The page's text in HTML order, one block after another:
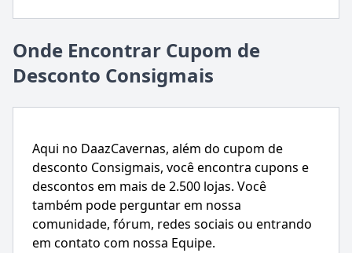
Onde Encontrar Cupom de
Desconto Consigmais
Aqui no DaazCavernas, além do cupom de
desconto Consigmais, você encontra cupons e
descontos em mais de 2.500 lojas. Você
também pode perguntar em nossa
comunidade, fórum, redes sociais ou entrando
em contato com nossa Equipe.